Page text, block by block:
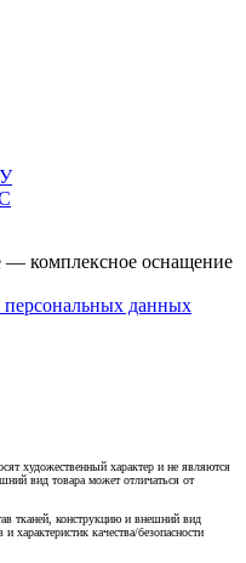
комплексное оснащение
данных
художественный характер и не являются
вид товара может отличаться от
тканей, конструкцию и внешний вид
характеристик качества/безопасности